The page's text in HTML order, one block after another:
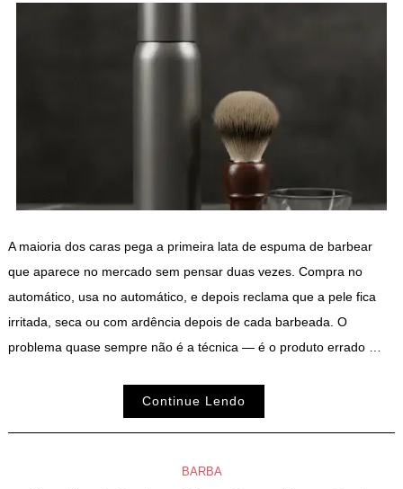
A maioria dos caras pega a primeira lata de espuma de barbear
que aparece no mercado sem pensar duas vezes. Compra no
automático, usa no automático, e depois reclama que a pele fica
irritada, seca ou com ardência depois de cada barbeada. O
problema quase sempre não é a técnica — é o produto errado …
Continue Lendo
BARBA